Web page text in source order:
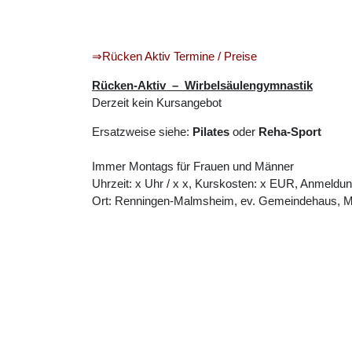
⇒Rücken Aktiv Termine / Preise
Rücken-Aktiv – Wirbelsäulengymnastik
Derzeit kein Kursangebot
Ersatzweise siehe: Pilates oder Reha-Sport
Immer Montags für Frauen und Männer
Uhrzeit: x Uhr / x x, Kurskosten: x EUR,
Ort: Renningen-Malmsheim, ev. Gemeindehaus,